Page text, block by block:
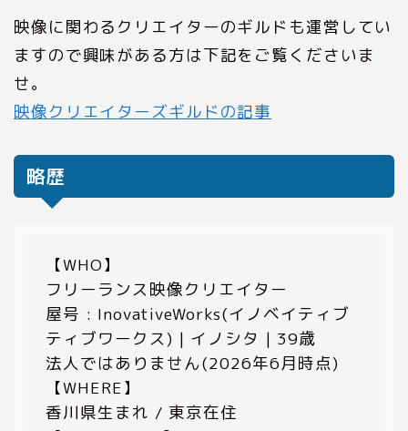
映像に関わるクリエイターのギルドも運営してい
ますので興味がある方は下記をご覧くださいま
せ。
映像クリエイターズギルドの記事
略歴
【WHO】
フリーランス映像クリエイター
屋号 : InovativeWorks(イノベイティブ
ティブワークス) | イノシタ | 39歳
法人ではありません(2026年6月時点)
【WHERE】
香川県生まれ / 東京在住